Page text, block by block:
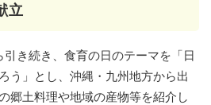
立
き続き、食育の日のテーマを「日
う」とし、沖縄・九州地方から出
郷土料理や地域の産物等を紹介し